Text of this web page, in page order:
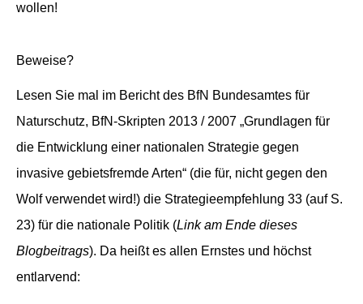
wollen!
Beweise?
Lesen Sie mal im Bericht des BfN Bundesamtes für
Naturschutz, BfN-Skripten 2013 / 2007 „Grundlagen für
die Entwicklung einer nationalen Strategie gegen
invasive gebietsfremde Arten“ (die für, nicht gegen den
Wolf verwendet wird!) die Strategieempfehlung 33 (auf S.
23) für die nationale Politik (Link am Ende dieses
Blogbeitrags). Da heißt es allen Ernstes und höchst
entlarvend: